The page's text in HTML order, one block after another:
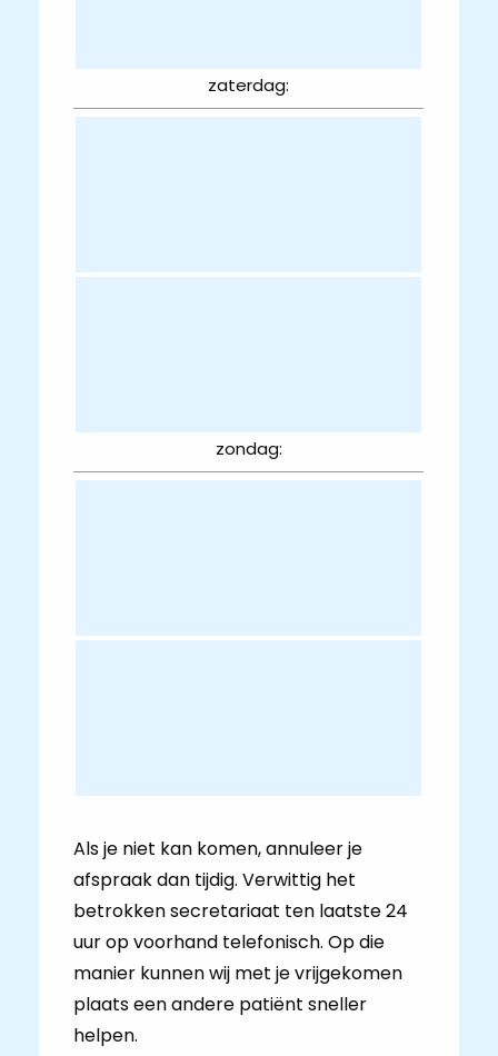
zaterdag:
zondag:
Als je niet kan komen, annuleer je
afspraak dan tijdig. Verwittig het
betrokken secretariaat ten laatste 24
uur op voorhand telefonisch. Op die
manier kunnen wij met je vrijgekomen
plaats een andere patiënt sneller
helpen.